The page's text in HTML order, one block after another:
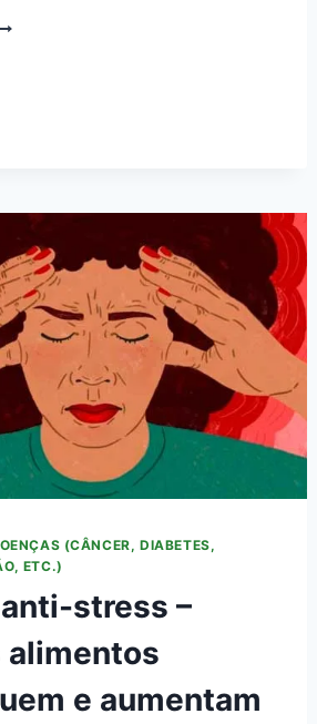
(CÂNCER, DIABETES,
ETC.)
stress –
alimentos
e aumentam